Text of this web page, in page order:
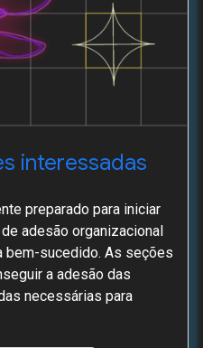
interessadas
preparado para iniciar
adesão organizacional
bem-sucedido. As seções
a adesão das
necessárias para